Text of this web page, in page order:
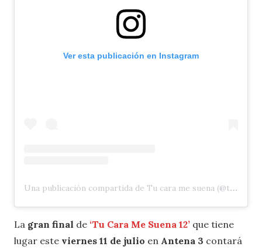
Ver esta publicación en Instagram
Una publicación compartida de Tu cara me suena (@tucaramesuena)
La gran final de ‘Tu Cara Me Suena 12’ que tiene
lugar este viernes 11 de julio en Antena 3 contará